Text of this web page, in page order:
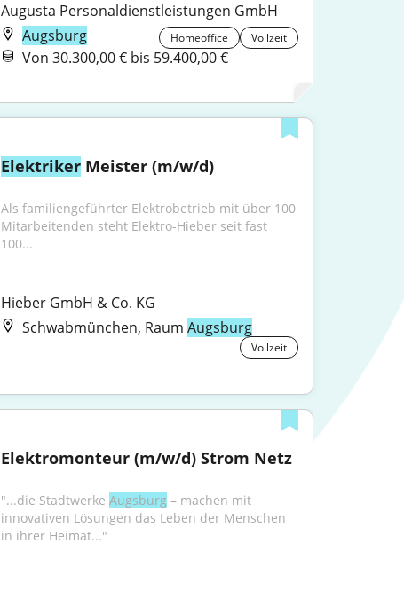
Augusta Personaldienstleistungen GmbH
Augsburg
Homeoffice Vollzeit
Von 30.300,00 € bis 59.400,00 €
Elektriker Meister (m/w/d)
Als familiengeführter Elektrobetrieb mit über 100
Mitarbeitenden steht Elektro-Hieber seit fast
100...
Hieber GmbH & Co. KG
Schwabmünchen, Raum Augsburg
Vollzeit
Elektromonteur (m/w/d) Strom Netz
"...die Stadtwerke Augsburg – machen mit
innovativen Lösungen das Leben der Menschen
in ihrer Heimat..."